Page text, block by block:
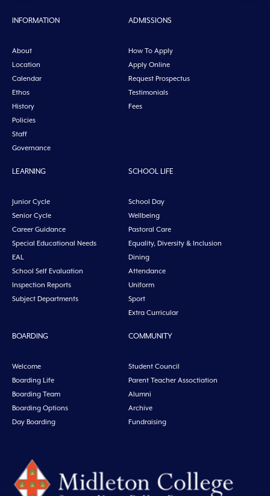
INFORMATION
About
Location
Calendar
Ethos
History
Policies
Staff
Governance
ADMISSIONS
How To Apply
Apply Online
Request Prospectus
Testimonials
Fees
LEARNING
Junior Cycle
Senior Cycle
Career Guidance
Special Educational Needs
EAL
School Self Evaluation
Inspection Reports
Subject Departments
SCHOOL LIFE
School Day
Wellbeing
Pastoral Care
Equality, Diversity & Inclusion
Dining
Attendance
Uniform
Sport
Extra Curricular
BOARDING
Welcome
Boarding Life
Boarding Team
Boarding Options
Day Boarding
COMMUNITY
Student Council
Parent Teacher Assoctiation
Alumni
Archive
Fundraising